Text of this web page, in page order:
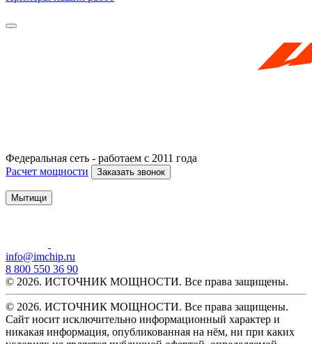
Федеральная сеть - работаем с 2011 года
Расчет мощности
Заказать звонок
Мытищи
info@imchip.ru
8 800 550 36 90
© 2026. ИСТОЧНИК МОЩНОСТИ. Все права защищены.
© 2026. ИСТОЧНИК МОЩНОСТИ. Все права защищены.
Сайт носит исключительно информационный характер и
никакая информация, опубликованная на нём, ни при каких